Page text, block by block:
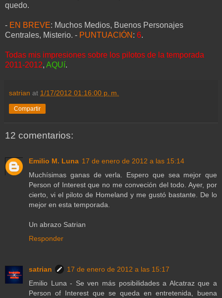
quedo.
- EN BREVE: Muchos Medios, Buenos Personajes
Centrales, Misterio. - PUNTUACIÓN : 6.
Todas mis impresiones sobre los pilotos de la temporada
2011-2012, AQUí.
satrian at 1/17/2012 01:16:00 p. m.
Compartir
12 comentarios:
Emilio M. Luna 17 de enero de 2012 a las 15:14
Muchísimas ganas de verla. Espero que sea mejor que
Person of Interest que no me conveción del todo. Ayer, por
cierto, vi el piloto de Homeland y me gustó bastante. De lo
mejor en esta temporada.
Un abrazo Satrian
Responder
satrian
17 de enero de 2012 a las 15:17
Emilio Luna - Se ven más posibilidades a Alcatraz que a
Person of Interest que se queda en entretenida, buena